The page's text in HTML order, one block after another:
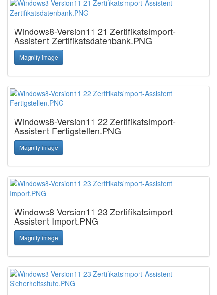
Windows8-Version11 21 Zertifikatsimport-
Assistent Zertifikatsdatenbank.PNG
Magnify image
Windows8-Version11 22 Zertifikatsimport-
Assistent Fertigstellen.PNG
Magnify image
Windows8-Version11 23 Zertifikatsimport-
Assistent Import.PNG
Magnify image